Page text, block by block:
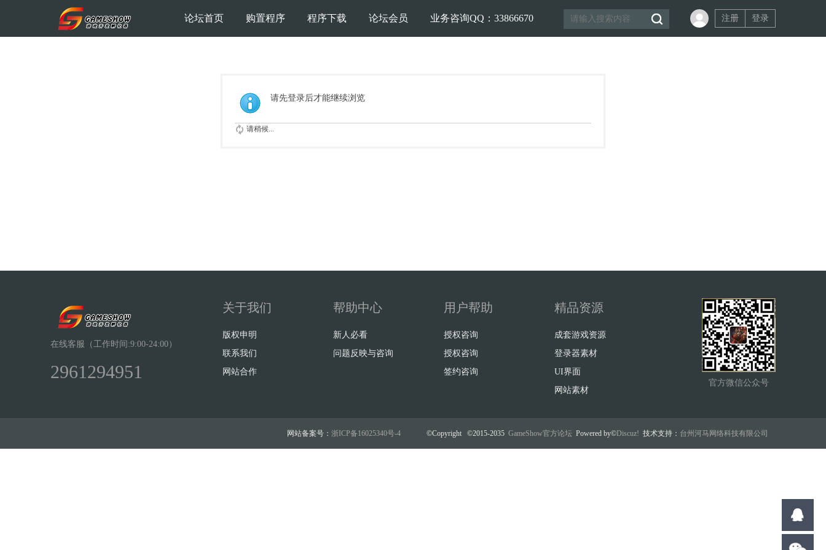
论坛首页 购置程序 程序下载 论坛会员 业务咨询QQ：33866670 注册 登录
请先登录后才能继续浏览
请稍候...
在线客服（工作时间:9:00-24:00）
2961294951
关于我们
版权申明
联系我们
网站合作
帮助中心
新人必看
问题反映与咨询
用户帮助
授权咨询
授权咨询
签约咨询
精品资源
成套游戏资源
登录器素材
UI界面
网站素材
官方微信公众号
网站备案号： 浙ICP备16025340号-4 ©Copyright ©2015-2035 GameShow官方论坛 Powered by©Discuz! 技术支持： 台州河马网络科技有限公司